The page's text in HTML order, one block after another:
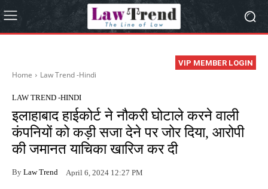
VIP MEMBER LOGIN
Home Law Trend -Hindi
LAW TREND -HINDI
इलाहाबाद हाईकोर्ट ने नौकरी घोटाले करने वाली
कंपनियों को कड़ी सजा देने पर जोर दिया, आरोपी
की जमानत याचिका खारिज कर दी
By Law Trend April 6, 2024 12:27 PM